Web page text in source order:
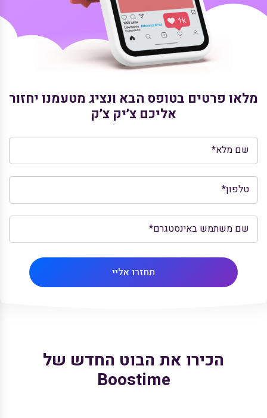
מלאו פרטים בטופס הבא ונציג מטעמנו יחזור
אליכם צ׳יק צ׳ק
שם מלא*
טלפון*
שם משתמש באינסטגרם*
תחזרו אליי
הכירו את הבוט החדש של
Boostime